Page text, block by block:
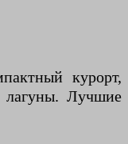
курорт,
лагуны. Лучшие